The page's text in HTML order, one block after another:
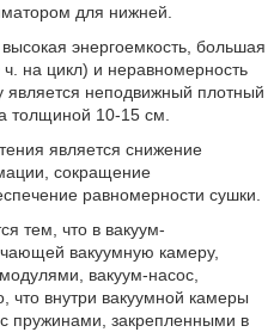
для нижней.
энергоемкость, большая
на цикл) и неравномерность
неподвижный плотный
толщиной 10-15 см.
является снижение
сокращение
равномерности сушки.
тем, что в вакуум-
вакуумную камеру,
вакуум-насос,
что внутри вакуумной камеры
пружинами, закрепленными в